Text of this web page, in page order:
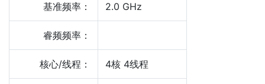
基准频率： 2.0 GHz
睿频频率：
核心/线程： 4核 4线程